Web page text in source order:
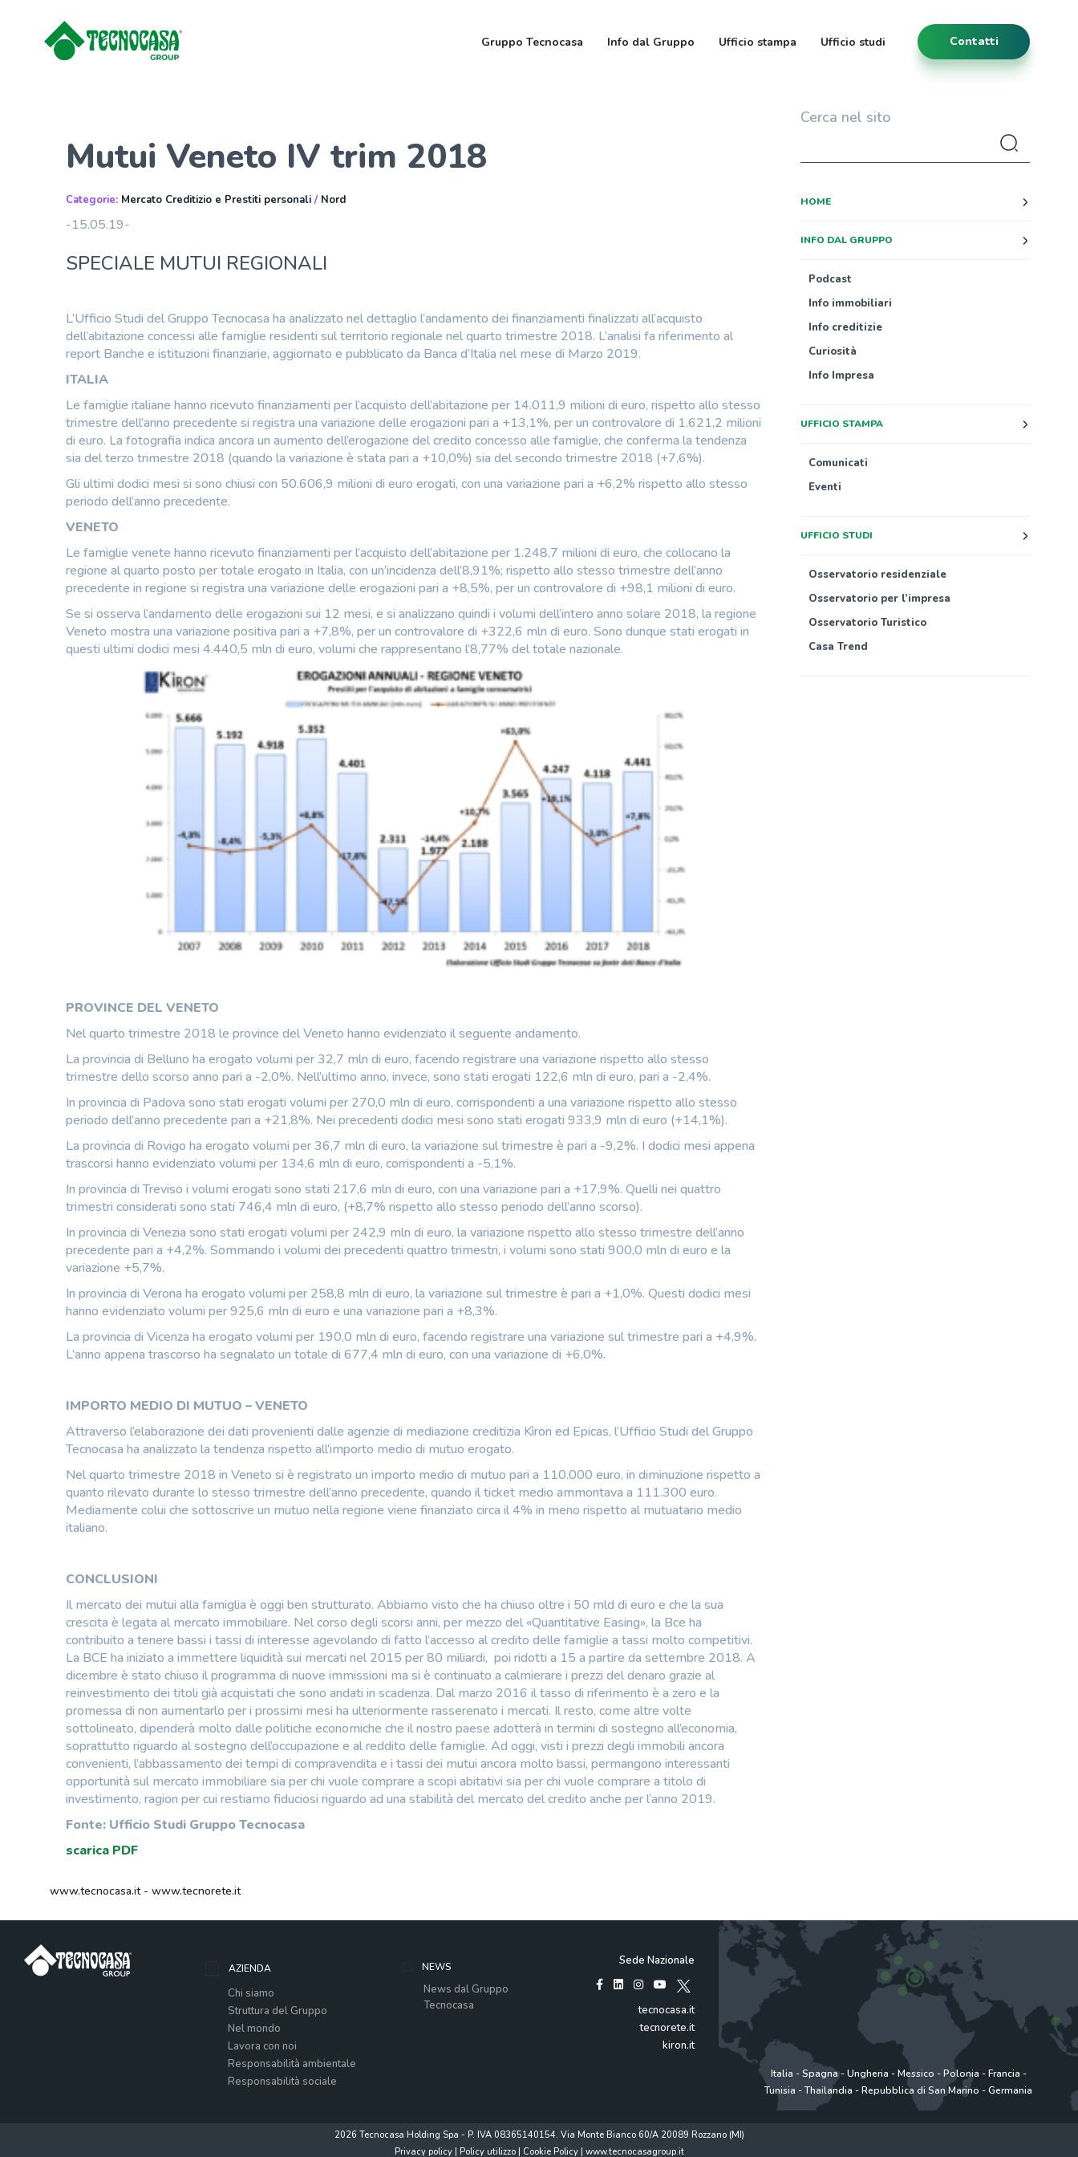
Contatti
Gruppo Tecnocasa Info dal Gruppo Ufficio stampa Ufficio studi
Mutui Veneto IV trim 2018
Categorie: Mercato Creditizio e Prestiti personali / Nord
-15.05.19-
SPECIALE MUTUI REGIONALI
L’Ufficio Studi del Gruppo Tecnocasa ha analizzato nel dettaglio l’andamento dei finanziamenti finalizzati all’acquisto
dell’abitazione concessi alle famiglie residenti sul territorio regionale nel quarto trimestre 2018. L’analisi fa riferimento al
report Banche e istituzioni finanziarie, aggiornato e pubblicato da Banca d’Italia nel mese di Marzo 2019.
ITALIA
Le famiglie italiane hanno ricevuto finanziamenti per l’acquisto dell’abitazione per 14.011,9 milioni di euro, rispetto allo stesso
trimestre dell’anno precedente si registra una variazione delle erogazioni pari a +13,1%, per un controvalore di 1.621,2 milioni
di euro. La fotografia indica ancora un aumento dell’erogazione del credito concesso alle famiglie, che conferma la tendenza
sia del terzo trimestre 2018 (quando la variazione è stata pari a +10,0%) sia del secondo trimestre 2018 (+7,6%).
Gli ultimi dodici mesi si sono chiusi con 50.606,9 milioni di euro erogati, con una variazione pari a +6,2% rispetto allo stesso
periodo dell’anno precedente.
VENETO
Le famiglie venete hanno ricevuto finanziamenti per l’acquisto dell’abitazione per 1.248,7 milioni di euro, che collocano la
regione al quarto posto per totale erogato in Italia, con un’incidenza dell’8,91%; rispetto allo stesso trimestre dell’anno
precedente in regione si registra una variazione delle erogazioni pari a +8,5%, per un controvalore di +98,1 milioni di euro.
Se si osserva l’andamento delle erogazioni sui 12 mesi, e si analizzano quindi i volumi dell’intero anno solare 2018, la regione
Veneto mostra una variazione positiva pari a +7,8%, per un controvalore di +322,6 mln di euro. Sono dunque stati erogati in
questi ultimi dodici mesi 4.440,5 mln di euro, volumi che rappresentano l’8,77% del totale nazionale.
PROVINCE DEL VENETO
Nel quarto trimestre 2018 le province del Veneto hanno evidenziato il seguente andamento.
La provincia di Belluno ha erogato volumi per 32,7 mln di euro, facendo registrare una variazione rispetto allo stesso
trimestre dello scorso anno pari a -2,0%. Nell’ultimo anno, invece, sono stati erogati 122,6 mln di euro, pari a -2,4%.
In provincia di Padova sono stati erogati volumi per 270,0 mln di euro, corrispondenti a una variazione rispetto allo stesso
periodo dell’anno precedente pari a +21,8%. Nei precedenti dodici mesi sono stati erogati 933,9 mln di euro (+14,1%).
La provincia di Rovigo ha erogato volumi per 36,7 mln di euro, la variazione sul trimestre è pari a -9,2%. I dodici mesi appena
trascorsi hanno evidenziato volumi per 134,6 mln di euro, corrispondenti a -5,1%.
In provincia di Treviso i volumi erogati sono stati 217,6 mln di euro, con una variazione pari a +17,9%. Quelli nei quattro
trimestri considerati sono stati 746,4 mln di euro, (+8,7% rispetto allo stesso periodo dell’anno scorso).
In provincia di Venezia sono stati erogati volumi per 242,9 mln di euro, la variazione rispetto allo stesso trimestre dell’anno
precedente pari a +4,2%. Sommando i volumi dei precedenti quattro trimestri, i volumi sono stati 900,0 mln di euro e la
variazione +5,7%.
In provincia di Verona ha erogato volumi per 258,8 mln di euro, la variazione sul trimestre è pari a +1,0%. Questi dodici mesi
hanno evidenziato volumi per 925,6 mln di euro e una variazione pari a +8,3%.
La provincia di Vicenza ha erogato volumi per 190,0 mln di euro, facendo registrare una variazione sul trimestre pari a +4,9%.
L’anno appena trascorso ha segnalato un totale di 677,4 mln di euro, con una variazione di +6,0%.
IMPORTO MEDIO DI MUTUO – VENETO
Attraverso l’elaborazione dei dati provenienti dalle agenzie di mediazione creditizia Kìron ed Epicas, l’Ufficio Studi del Gruppo
Tecnocasa ha analizzato la tendenza rispetto all’importo medio di mutuo erogato.
Nel quarto trimestre 2018 in Veneto si è registrato un importo medio di mutuo pari a 110.000 euro, in diminuzione rispetto a
quanto rilevato durante lo stesso trimestre dell’anno precedente, quando il ticket medio ammontava a 111.300 euro.
Mediamente colui che sottoscrive un mutuo nella regione viene finanziato circa il 4% in meno rispetto al mutuatario medio
italiano.
CONCLUSIONI
Il mercato dei mutui alla famiglia è oggi ben strutturato. Abbiamo visto che ha chiuso oltre i 50 mld di euro e che la sua
crescita è legata al mercato immobiliare. Nel corso degli scorsi anni, per mezzo del «Quantitative Easing», la Bce ha
contribuito a tenere bassi i tassi di interesse agevolando di fatto l’accesso al credito delle famiglie a tassi molto competitivi.
La BCE ha iniziato a immettere liquidità sui mercati nel 2015 per 80 miliardi, poi ridotti a 15 a partire da settembre 2018. A
dicembre è stato chiuso il programma di nuove immissioni ma si è continuato a calmierare i prezzi del denaro grazie al
reinvestimento dei titoli già acquistati che sono andati in scadenza. Dal marzo 2016 il tasso di riferimento è a zero e la
promessa di non aumentarlo per i prossimi mesi ha ulteriormente rasserenato i mercati. Il resto, come altre volte
sottolineato, dipenderà molto dalle politiche economiche che il nostro paese adotterà in termini di sostegno all’economia,
soprattutto riguardo al sostegno dell’occupazione e al reddito delle famiglie. Ad oggi, visti i prezzi degli immobili ancora
convenienti, l’abbassamento dei tempi di compravendita e i tassi dei mutui ancora molto bassi, permangono interessanti
opportunità sul mercato immobiliare sia per chi vuole comprare a scopi abitativi sia per chi vuole comprare a titolo di
investimento, ragion per cui restiamo fiduciosi riguardo ad una stabilità del mercato del credito anche per l’anno 2019.
Fonte: Ufficio Studi Gruppo Tecnocasa
scarica PDF
Cerca nel sito
HOME
INFO DAL GRUPPO
Podcast
Info immobiliari
Info creditizie
Curiosità
Info Impresa
UFFICIO STAMPA
Comunicati
Eventi
UFFICIO STUDI
Osservatorio residenziale
Osservatorio per l’impresa
Osservatorio Turistico
Casa Trend
www.tecnocasa.it- www.tecnorete.it
AZIENDA
Chi siamo
Struttura del Gruppo
Nel mondo
Lavora con noi
Responsabilità ambientale
Responsabilità sociale
NEWS
News dal Gruppo
Tecnocasa
Sede Nazionale
tecnocasa.it
tecnorete.it
kiron.it
Italia -Spagna-Ungheria -Messico -Polonia -Francia -
Tunisia -Thailandia -Repubblica di San Marino -Germania
2026 Tecnocasa Holding Spa - P. IVA 08365140154. Via Monte Bianco 60/A 20089 Rozzano (MI)
Privacy policy| Policy utilizzo| Cookie Policy| www.tecnocasagroup.it